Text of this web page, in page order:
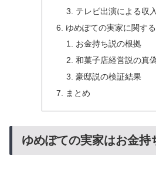
テレビ出演による収入
ゆめぽての実家に関す
お金持ち説の根拠
和菓子店経営説の真
豪邸説の検証結果
まとめ
ゆめぽての実家はお金持